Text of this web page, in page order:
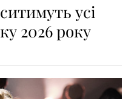
усі
2026 року